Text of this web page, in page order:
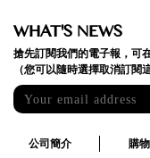
WHAT'S NEWS
搶先訂閱我們的電子報，可
（您可以隨時選擇取消訂閱
公司簡介 購